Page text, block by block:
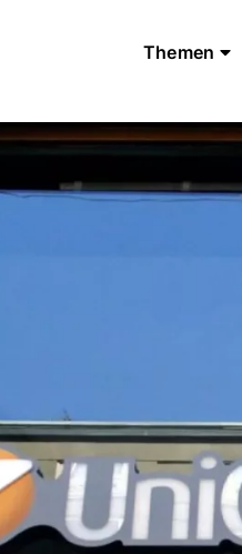
Themen